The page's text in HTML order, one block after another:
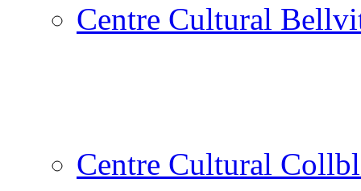
Centre Cultural
Centre Cultural